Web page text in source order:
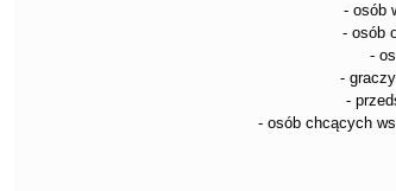
- osób
- osób
-
-
-
- osób chcących